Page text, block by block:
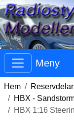
Meny
Hem Reservdelar
HBX -
HBX 1:16